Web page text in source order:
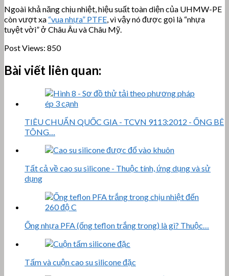
Ngoài khả năng chịu nhiệt, hiệu suất toàn diện của UHMW-PE
còn vượt xa “vua nhựa” PTFE, vì vậy nó được gọi là “nhựa
tuyệt vời” ở Châu Âu và Châu Mỹ.
Post Views: 850
Bài viết liên quan:
TIÊU CHUẨN QUỐC GIA - TCVN 9113:2012 - ỐNG BÊ
TÔNG…
Tất cả về cao su silicone - Thuộc tính, ứng dụng và sử
dụng
Ống nhựa PFA (ống teflon trắng trong) là gì? Thuộc…
Tấm và cuộn cao su silicone đặc